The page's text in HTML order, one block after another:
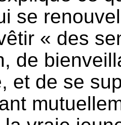
se
« des
de
et de se